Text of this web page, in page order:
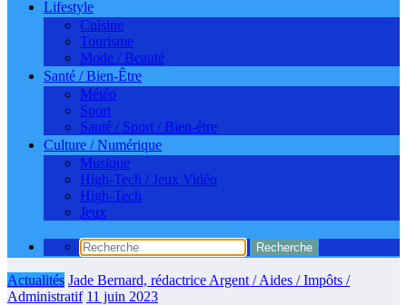
Lifestyle
Cuisine
Tourisme
Mode / Beauté
Santé / Bien-Être
Météo
Sport
Santé / Sport / Bien-être
Culture / Numérique
Musique
High-Tech / Jeux Vidéo
High-Tech
Jeux
Actualités Jade Bernard, rédactrice Argent / Aides / Impôts /
Administratif 11 juin 2023